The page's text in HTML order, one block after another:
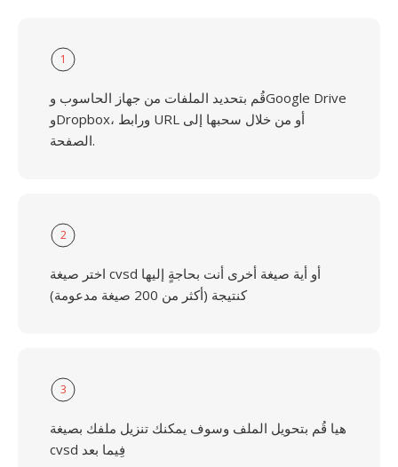
1
قُم بتحديد الملفات من جهاز الحاسوب وGoogle Drive
وDropbox، ورابط URL أو من خلال سحبها إلى
الصفحة.
2
اختر صيغة cvsd أو أية صيغة أخرى أنت بحاجةٍ إليها
كنتيجة (أكثر من 200 صيغة مدعومة)
3
هيا قُم بتحويل الملف وسوف يمكنك تنزيل ملفك بصيغة
cvsd فِيما بعد